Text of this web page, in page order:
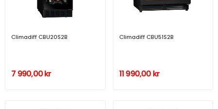
Climadiff CBU20S2B
7 990,00 kr
Climadiff CBU51S2B
11 990,00 kr